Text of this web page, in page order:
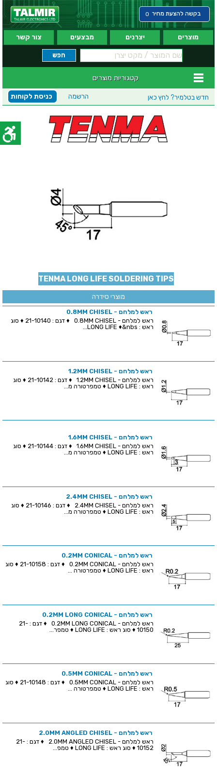
בקשה להצעת מחיר 0
מוצרים יצרנים מבצעים צור קשר
קטגוריות מוצרים
חדש בטלמיר? לחץ כאן כניסת לקוחות הרשמה
TENMA LONG LIFE SOLDERING TIPS
מוצרי סידרה
ראש למלחם - 0.8MM CHISEL
ראש למלחם - 0.8MM CHISEL ♦ דגם : 21-10140 ♦ סוג
ראש : LONG LIFE ♦&nbs...
ראש למלחם - 1.2MM CHISEL
ראש למלחם - 1.2MM CHISEL ♦ דגם : 21-10142 ♦ סוג
ראש : LONG LIFE ♦ טמפרטורה מ...
ראש למלחם - 1.6MM CHISEL
ראש למלחם - 1.6MM CHISEL ♦ דגם : 21-10144 ♦ סוג
ראש : LONG LIFE ♦ טמפרטורה מ...
ראש למלחם - 2.4MM CHISEL
ראש למלחם - 2.4MM CHISEL ♦ דגם : 21-10146 ♦ סוג
ראש : LONG LIFE ♦ טמפרטורה מ...
ראש למלחם - 0.2MM CONICAL
ראש למלחם - 0.2MM CONICAL ♦ דגם : 21-10158 ♦ סוג
ראש : LONG LIFE ♦ טמפרטורה ...
ראש למלחם - 0.2MM LONG CONICAL
ראש למלחם - 0.2MM LONG CONICAL ♦ דגם : 21-
10150 ♦ סוג ראש : LONG LIFE ♦ טמפר...
ראש למלחם - 0.5MM CONICAL
ראש למלחם - 0.5MM CONICAL ♦ דגם : 21-10148 ♦ סוג
ראש : LONG LIFE ♦ טמפרטורה ...
ראש למלחם - 2.0MM ANGLED CHISEL
ראש למלחם - 2.0MM ANGLED CHISEL ♦ דגם : 21-
10152 ♦ סוג ראש : LONG LIFE ♦ טמפ...